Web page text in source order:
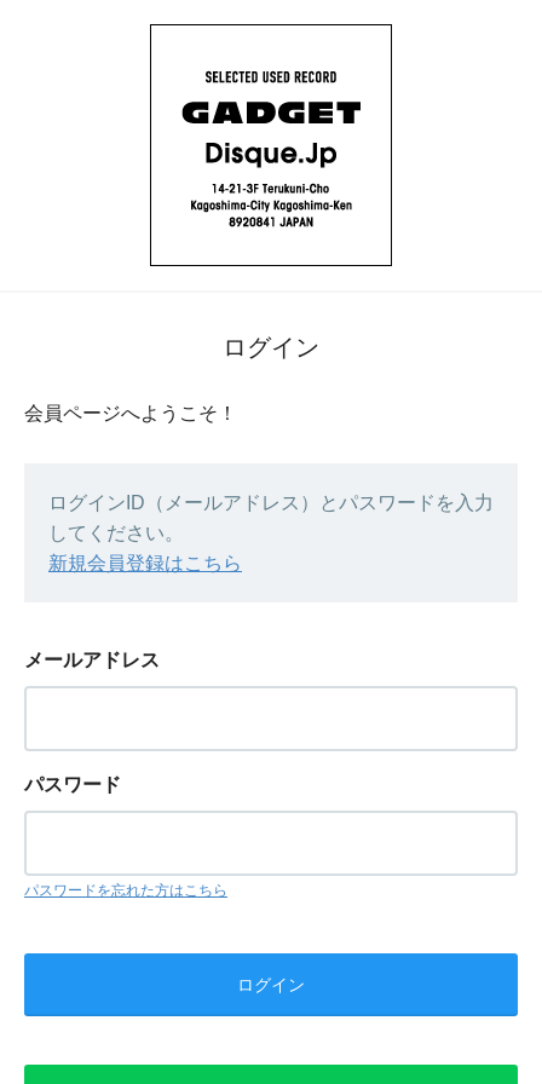
ログイン
会員ページへようこそ！
ログインID（メールアドレス）とパスワードを入力
してください。
新規会員登録はこちら
メールアドレス
パスワード
パスワードを忘れた方はこちら